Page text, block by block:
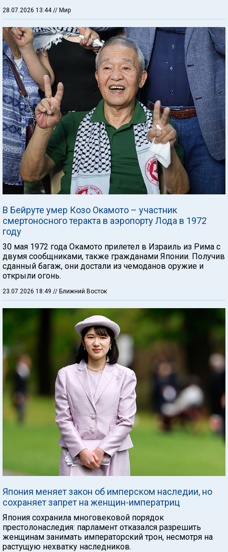
28.07.2026 13:44 // Мир
В Бейруте умер Козо Окамото – участник
смертоносного теракта в аэропорту Лода в 1972
году
30 мая 1972 года Окамото прилетел в Израиль из Рима с
двумя сообщниками, также гражданами Японии. Получив
сданный багаж, они достали из чемоданов оружие и
открыли огонь.
23.07.2026 18:49 // Ближний Восток
Япония меняет закон об имперском наследии, но
сохраняет запрет на женщин-императриц
Япония сохранила многовековой порядок
престолонаследия: парламент отказался разрешить
женщинам занимать императорский трон, несмотря на
растущую нехватку наследников.